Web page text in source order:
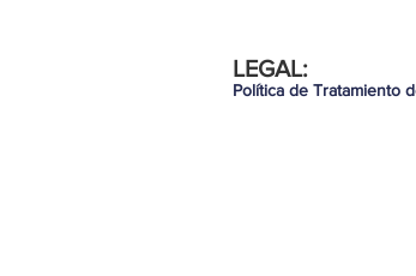
Lo que los
necesitan
demostrando
LEGAL:
Política de Tratamiento